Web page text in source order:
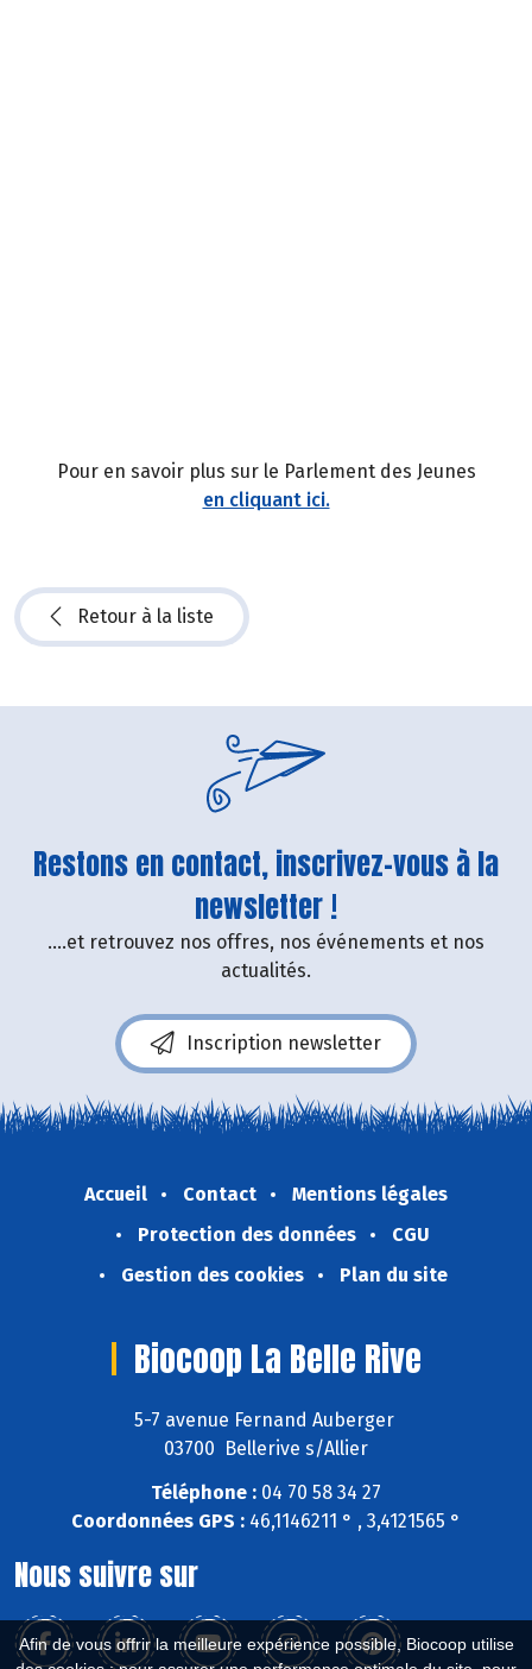
Afin de vous offrir la meilleure expérience possible, Biocoop utilise
Pour en savoir plus sur le Parlement des Jeunes
en cliquant ici.
Retour à la liste
Restons en contact, inscrivez-vous à la
newsletter !
....et retrouvez nos offres, nos événements et nos
actualités.
Inscription newsletter
Accueil Contact
Mentions légales
Protection des données
CGU
Gestion des cookies
Plan du site
Biocoop La Belle Rive
5-7 avenue Fernand Auberger
03700 Bellerive s/Allier
Téléphone : 04 70 58 34 27
Coordonnées GPS : 46,1146211 ° , 3,4121565 °
Nous suivre sur